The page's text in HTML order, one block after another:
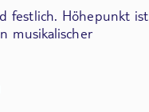
festlich. Höhepunkt ist
musikalischer